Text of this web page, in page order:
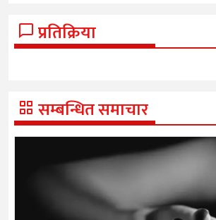
प्रतिक्रिया
सम्बन्धित समाचार